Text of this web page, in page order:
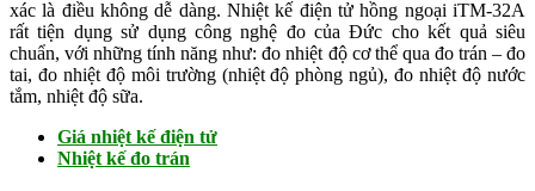
xác là điều không dễ dàng. Nhiệt kế điện tử hồng ngoại iTM-32A
rất tiện dụng sử dụng công nghệ đo của Đức cho kết quả siêu
chuẩn, với những tính năng như: đo nhiệt độ cơ thể qua đo trán – đo
tai, đo nhiệt độ môi trường (nhiệt độ phòng ngủ), đo nhiệt độ nước
tắm, nhiệt độ sữa.
Giá nhiệt kế điện tử
Nhiệt kế đo trán